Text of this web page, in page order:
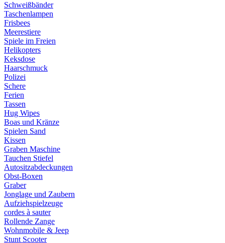
Schweißbänder
Taschenlampen
Frisbees
Meerestiere
Spiele im Freien
Helikopters
Keksdose
Haarschmuck
Polizei
Schere
Ferien
Tassen
Hug Wipes
Boas und Kränze
Spielen Sand
Kissen
Graben Maschine
Tauchen Stiefel
Autositzabdeckungen
Obst-Boxen
Graber
Jonglage und Zaubern
Aufziehspielzeuge
cordes à sauter
Rollende Zange
Wohnmobile & Jeep
Stunt Scooter